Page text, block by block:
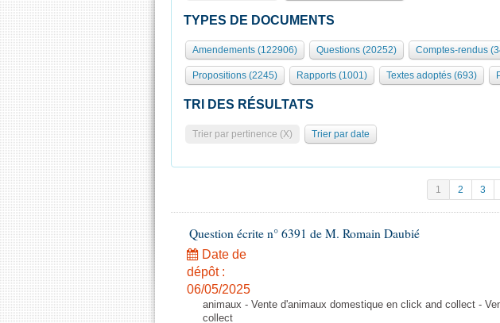
TYPES DE DOCUMENTS
Amendements (122906) Questions (20252) Comptes-rendus
Propositions (2245) Rapports (1001) Textes adoptés (693)
TRI DES RÉSULTATS
Trier par pertinence (X) Trier par date
1 2 3
Question écrite n° 6391 de M. Romain Daubié
Date de
dépôt :
06/05/2025
animaux - Vente d'animaux domestique en click and collect -
collect